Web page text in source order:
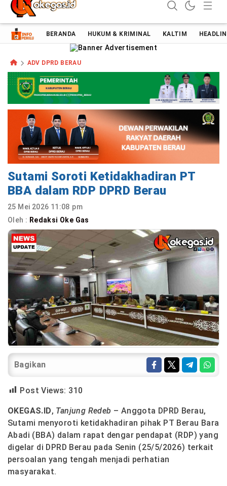
Oke Gas Indonesia | Energi Positif Informasi Terkini!
BERANDA HUKUM & KRIMINAL KALTIM
ADV DPRD BERAU
Sutami Soroti Ketidakhadiran PT
BBA dalam RDP DPRD Berau
25 Mei 2026 11:08 pm
Oleh : Redaksi Oke Gas
Bagikan
Post Views: 310
OKEGAS.ID, Tanjung Redeb – Anggota DPRD Berau,
Sutami menyoroti ketidakhadiran pihak PT Berau Bara
Abadi (BBA) dalam rapat dengar pendapat (RDP) yang
digelar di DPRD Berau pada Senin (25/5/2026) terkait
persoalan yang tengah menjadi perhatian
masyarakat.